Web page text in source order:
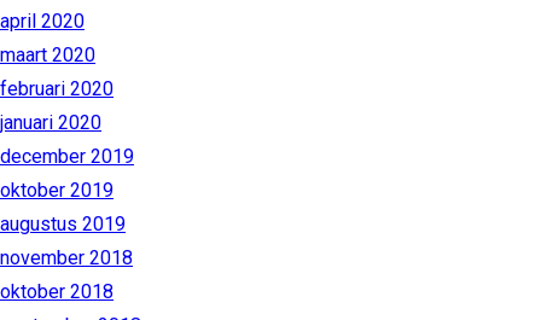
april 2020
maart 2020
februari 2020
januari 2020
december 2019
oktober 2019
augustus 2019
november 2018
oktober 2018